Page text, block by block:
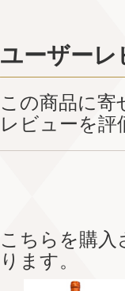
ユーザーレ
この商品に
レビューを評
こちらを購入
ります。